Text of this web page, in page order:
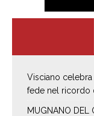
Visciano celebra
fede nel ricordo
MUGNANO DEL